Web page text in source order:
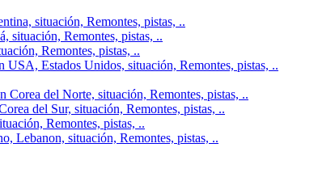
situación, Remontes, pistas, ..
situación, Remontes, pistas, ..
Remontes, pistas, ..
Estados Unidos, situación, Remontes, pistas, ..
Corea del Norte, situación, Remontes, pistas, ..
del Sur, situación, Remontes, pistas, ..
Remontes, pistas, ..
Lebanon, situación, Remontes, pistas, ..